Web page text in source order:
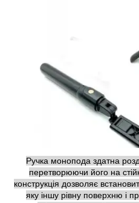
Ручка монопода здатна
перетворюючи його на
конструкція дозволяє
яку іншу рівну поверхню і